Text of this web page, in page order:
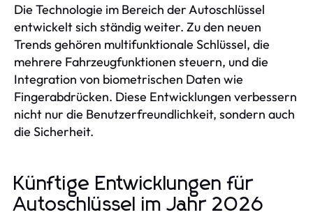
Die Technologie im Bereich der Autoschlüssel
entwickelt sich ständig weiter. Zu den neuen
Trends gehören multifunktionale Schlüssel, die
mehrere Fahrzeugfunktionen steuern, und die
Integration von biometrischen Daten wie
Fingerabdrücken. Diese Entwicklungen verbessern
nicht nur die Benutzerfreundlichkeit, sondern auch
die Sicherheit.
Künftige Entwicklungen für
Autoschlüssel im Jahr 2026